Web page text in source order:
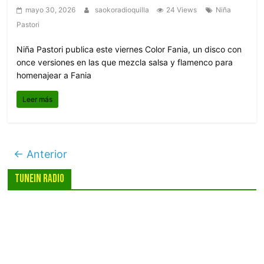
mayo 30, 2026 saokoradioquilla 24 Views
Niña
Pastori
Niña Pastori publica este viernes Color Fania, un disco con
once versiones en las que mezcla salsa y flamenco para
homenajear a Fania
Leer más
← Anterior
Tunein Radio